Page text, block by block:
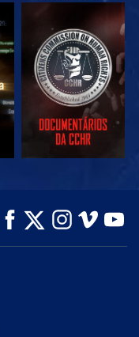
VEJA
EXPLORE A SÉRIE